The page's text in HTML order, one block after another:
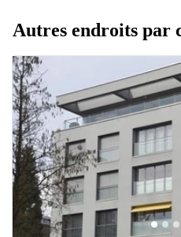
Autres endroits par